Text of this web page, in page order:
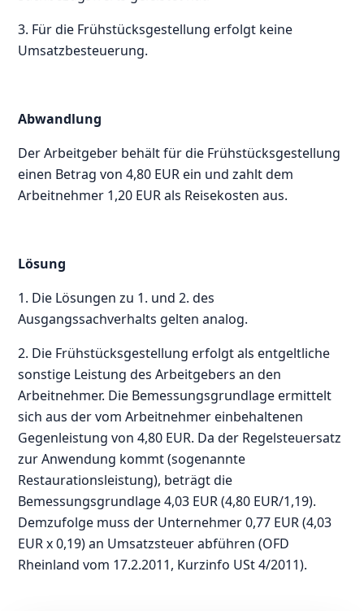
3. Für die Frühstücksgestellung erfolgt keine
Umsatzbesteuerung.
Abwandlung
Der Arbeitgeber behält für die Frühstücksgestellung
einen Betrag von 4,80 EUR ein und zahlt dem
Arbeitnehmer 1,20 EUR als Reisekosten aus.
Lösung
1. Die Lösungen zu 1. und 2. des
Ausgangssachverhalts gelten analog.
2. Die Frühstücksgestellung erfolgt als entgeltliche
sonstige Leistung des Arbeitgebers an den
Arbeitnehmer. Die Bemessungsgrundlage ermittelt
sich aus der vom Arbeitnehmer einbehaltenen
Gegenleistung von 4,80 EUR. Da der Regelsteuersatz
zur Anwendung kommt (sogenannte
Restaurationsleistung), beträgt die
Bemessungsgrundlage 4,03 EUR (4,80 EUR/1,19).
Demzufolge muss der Unternehmer 0,77 EUR (4,03
EUR x 0,19) an Umsatzsteuer abführen (OFD
Rheinland vom 17.2.2011, Kurzinfo USt 4/2011).